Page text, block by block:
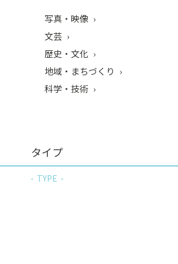
写真・映像
文芸
歴史・文化
地域・まちづくり
科学・技術
タイプ
TYPE